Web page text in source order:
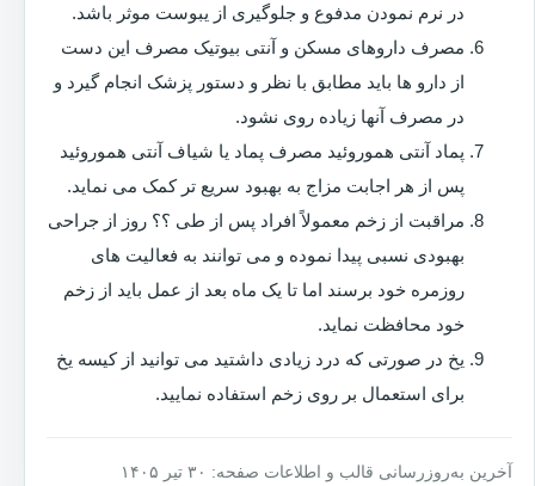
در نرم نمودن مدفوع و جلوگیری از یبوست موثر باشد.
مصرف داروهای مسکن و آنتی بیوتیک مصرف این دست
از دارو ها باید مطابق با نظر و دستور پزشک انجام گیرد و
در مصرف آنها زیاده روی نشود.
پماد آنتی هموروئید مصرف پماد یا شیاف آنتی هموروئید
پس از هر اجابت مزاج به بهبود سریع تر کمک می نماید.
مراقبت از زخم معمولاً افراد پس از طی ؟؟ روز از جراحی
بهبودی نسبی پیدا نموده و می توانند به فعالیت های
روزمره خود برسند اما تا یک ماه بعد از عمل باید از زخم
خود محافظت نماید.
یخ در صورتی که درد زیادی داشتید می توانید از کیسه یخ
برای استعمال بر روی زخم استفاده نمایید.
آخرین به‌روزرسانی قالب و اطلاعات صفحه: ۳۰ تیر ۱۴۰۵